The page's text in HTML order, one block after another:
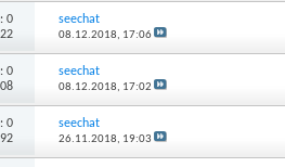
0
seechat
08.12.2018, 17:06
0
seechat
08.12.2018, 17:02
0
seechat
26.11.2018, 19:03